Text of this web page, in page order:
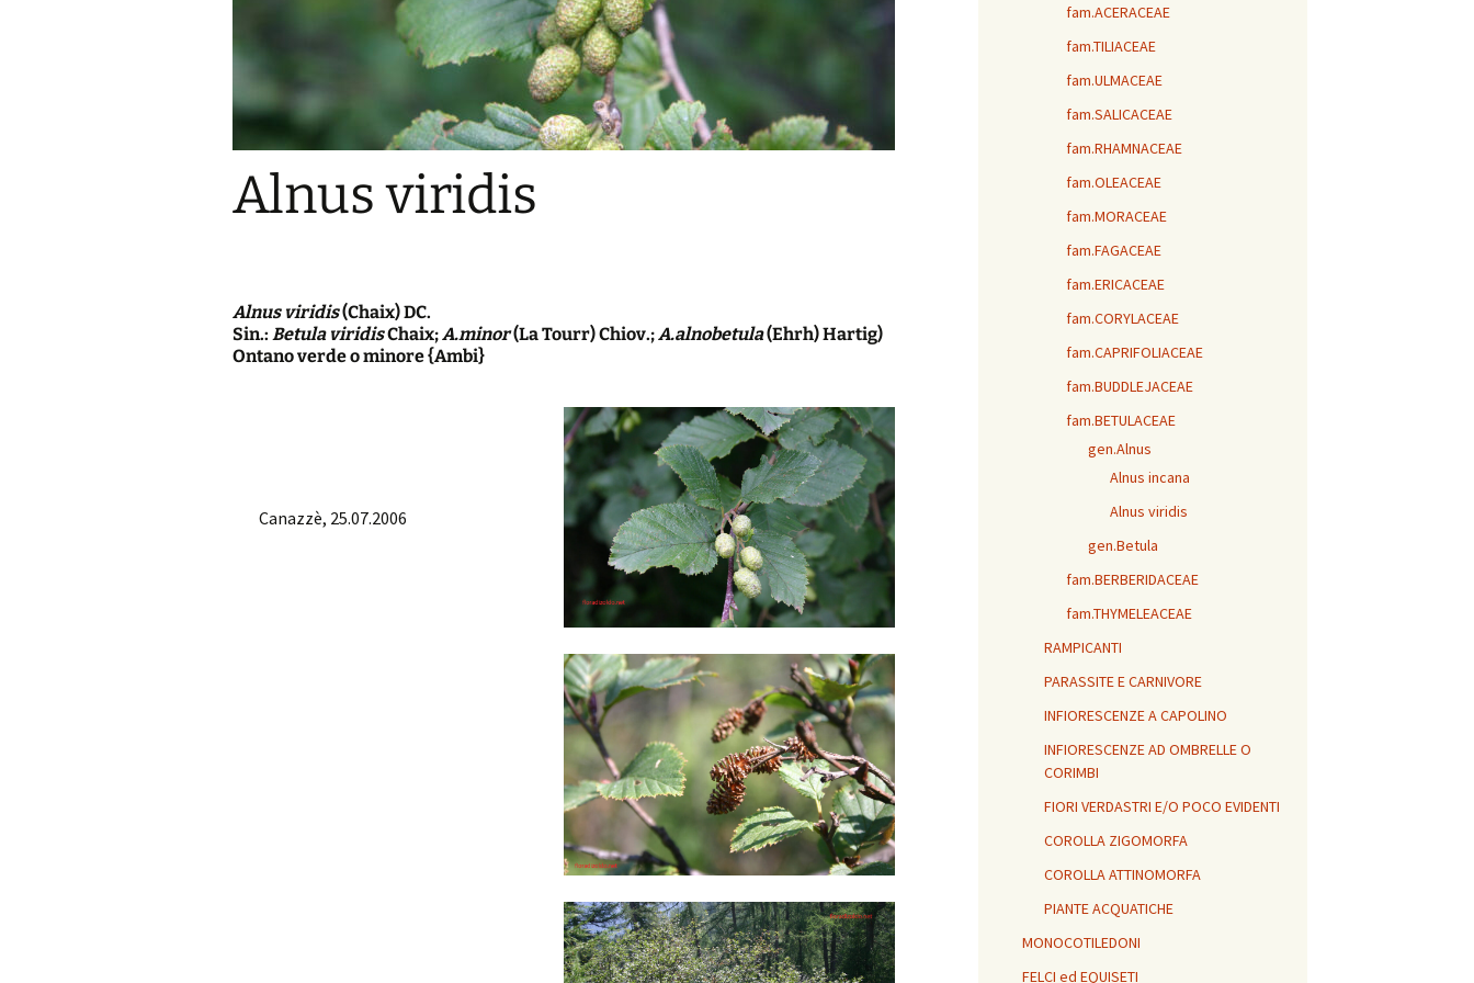
Alnus viridis
Alnus viridis(Chaix) DC.
Sin.: Betula viridisChaix;A.minor(La Tourr) Chiov.;A.alnobetula(Ehrh) Hartig)
Ontano verde o minore {Ambi}
Canazzè, 25.07.2006
fam.ACERACEAE
fam.TILIACEAE
fam.ULMACEAE
fam.SALICACEAE
fam.RHAMNACEAE
fam.OLEACEAE
fam.MORACEAE
fam.FAGACEAE
fam.ERICACEAE
fam.CORYLACEAE
fam.CAPRIFOLIACEAE
fam.BUDDLEJACEAE
fam.BETULACEAE
gen.Alnus
Alnus incana
Alnus viridis
gen.Betula
fam.BERBERIDACEAE
fam.THYMELEACEAE
RAMPICANTI
PARASSITE E CARNIVORE
INFIORESCENZE A CAPOLINO
INFIORESCENZE AD OMBRELLE O
CORIMBI
FIORI VERDASTRI E/O POCO EVIDENTI
COROLLA ZIGOMORFA
COROLLA ATTINOMORFA
PIANTE ACQUATICHE
MONOCOTILEDONI
FELCI ed EQUISETI